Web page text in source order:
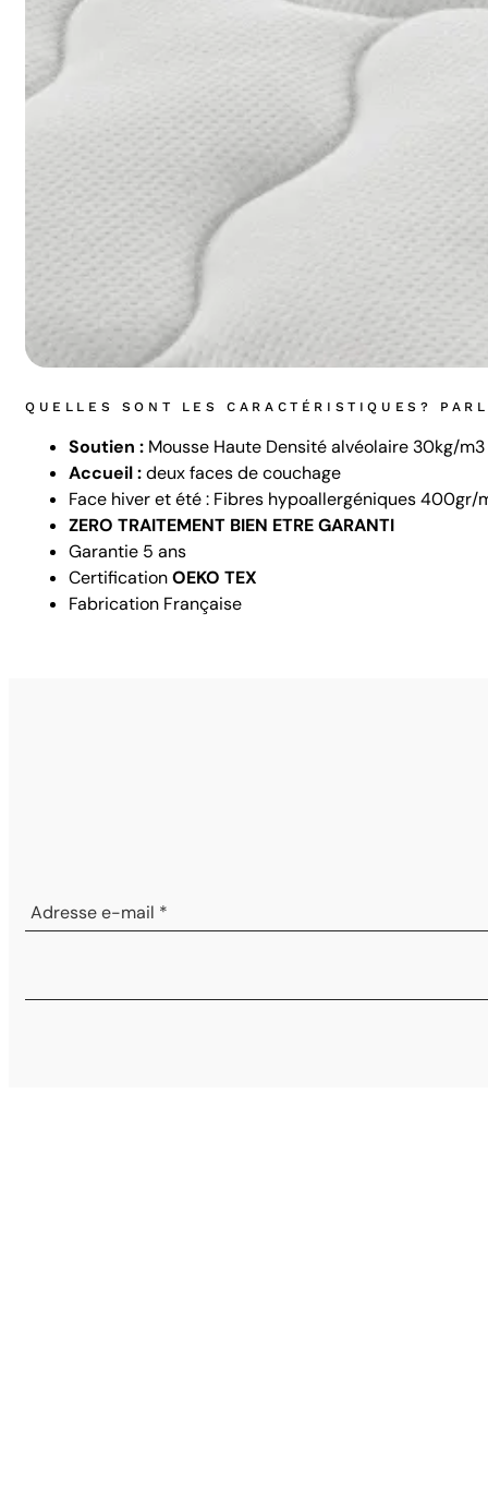
QUELLES SONT LES CARACTÉRISTIQUES?
Soutien : Mousse Haute Densité alvéolaire 30kg/
Accueil :deux faces de couchage
Face hiver et été : Fibres hypoallergéniques 400gr/
ZERO TRAITEMENT BIEN ETRE GARANTI
Garantie 5 ans
CertificationOEKO TEX
Fabrication Française